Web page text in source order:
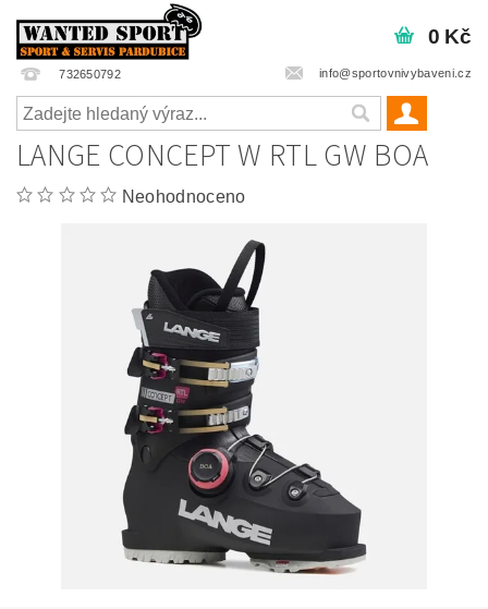
732650792 info@sportovnivybaveni.cz
0 Kč
LANGE CONCEPT W RTL GW BOA
Neohodnoceno